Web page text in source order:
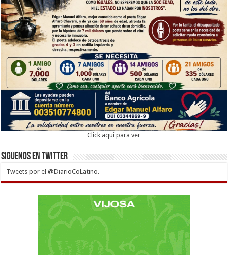
Click aqui para ver
Siguenos en twitter
Tweets por el @DiarioCoLatino.